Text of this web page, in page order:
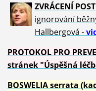
ZVRÁCENÍ
ignorování
Hallbergová -
PROTOKOL PRO
stránek "Úspěšná
BOSWELIA serrata